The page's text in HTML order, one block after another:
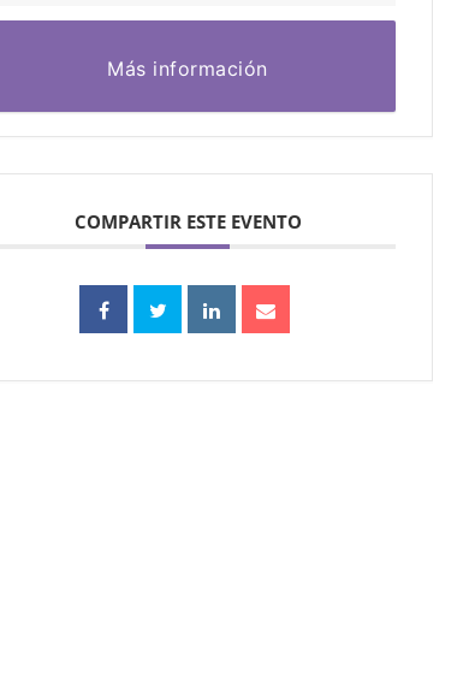
Más información
COMPARTIR ESTE EVENTO